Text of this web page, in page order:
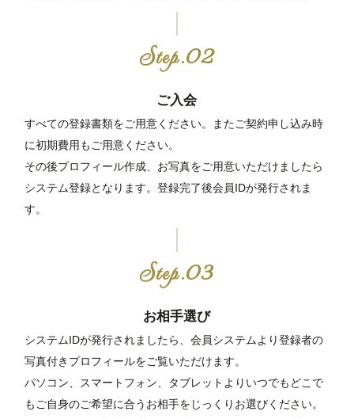
ご入会
すべての登録書類をご用意ください。またご契約申し込み時
に初期費用もご用意ください。
その後プロフィール作成、お写真をご用意いただけましたら
システム登録となります。登録完了後会員IDが発行されま
す。
お相手選び
システムIDが発行されましたら、会員システムより登録者の
写真付きプロフィールをご覧いただけます。
パソコン、スマートフォン、タブレットよりいつでもどこで
もご自身のご希望に合うお相手をじっくりお選びください。